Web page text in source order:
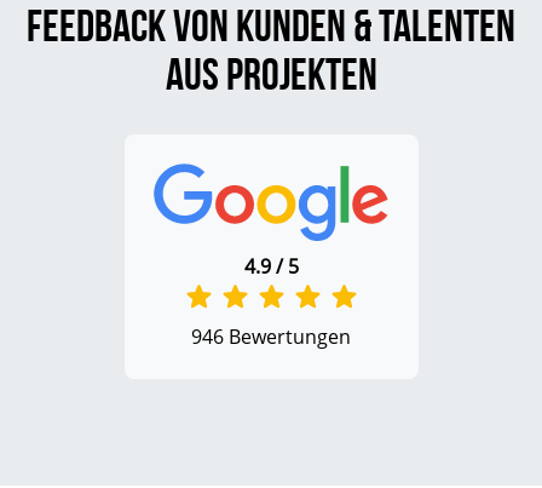
Feedback von Kunden & Talenten
aus Projekten
4.9 / 5
946 Bewertungen